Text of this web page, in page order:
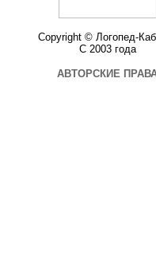
Copyright © Логопед-
С 2003 года
АВТОРСКИЕ